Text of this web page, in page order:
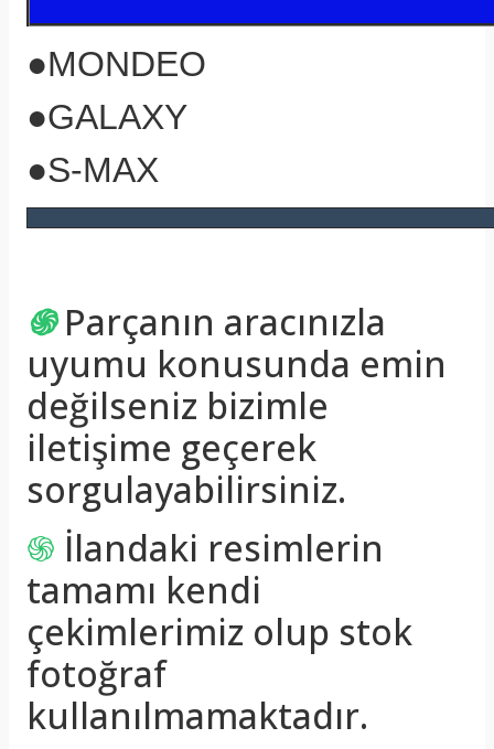
●MONDEO
●GALAXY
●S-MAX
֍ Parçanın aracınızla
uyumu konusunda emin
değilseniz bizimle
iletişime geçerek
sorgulayabilirsiniz.
֍ İlandaki resimlerin
tamamı kendi
çekimlerimiz olup stok
fotoğraf
kullanılmamaktadır.